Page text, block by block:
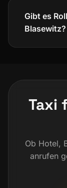
Gibt es
Blasewitz?
Taxi
Ob Hotel,
anrufen